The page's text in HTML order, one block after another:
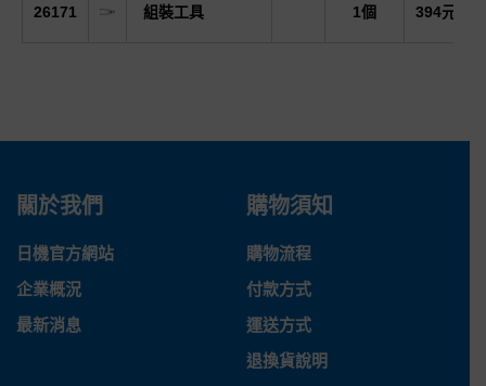
26171 組裝工具 1個 394元
關於我們
日機官方網站
企業概況
最新消息
購物須知
購物流程
付款方式
運送方式
退換貨說明